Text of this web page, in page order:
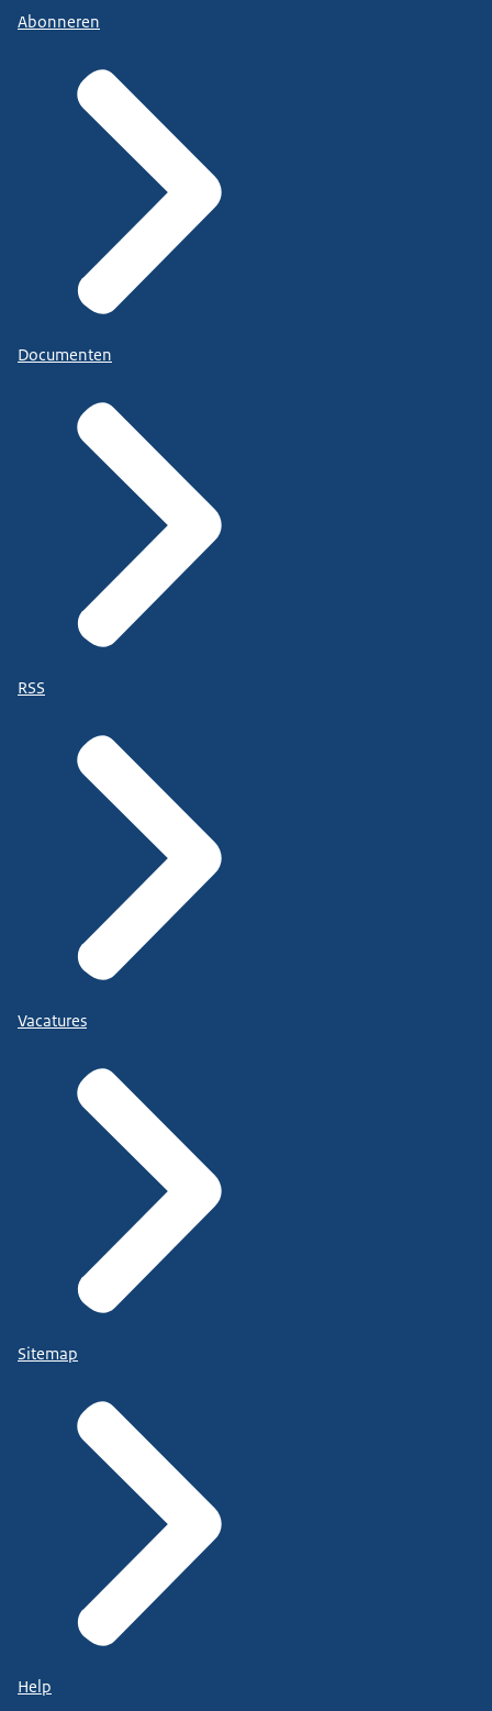
Abonneren
Documenten
RSS
Vacatures
Sitemap
Help